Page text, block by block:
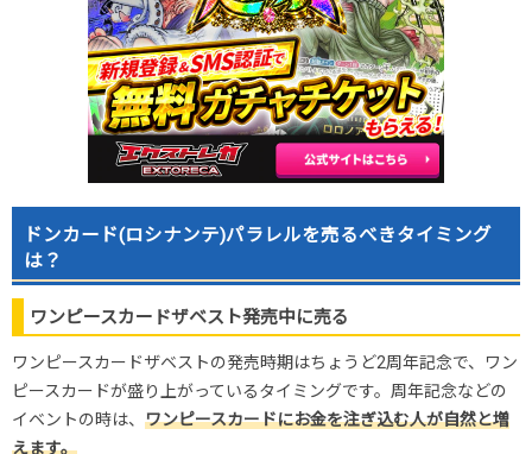
ドンカード(ロシナンテ)パラレルを売るべきタイミング
は？
ワンピースカードザベスト発売中に売る
ワンピースカードザベストの発売時期はちょうど2周年記念で、ワン
ピースカードが盛り上がっているタイミングです。周年記念などの
イベントの時は、 ワンピースカードにお金を注ぎ込む人が自然と増
えます。